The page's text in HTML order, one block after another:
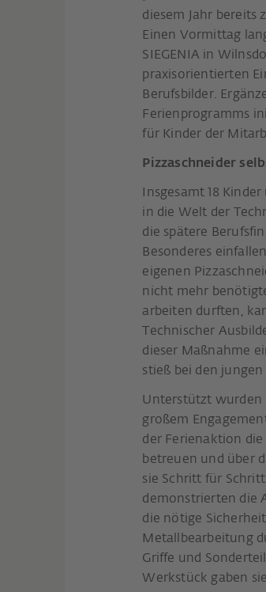
diesem Jahr bereits
Einen Vormittag
SIEGENIA in
praxisorientierten
Berufsbilder.
Ferienprogramms
für Kinder der
Pizzaschneider
Insgesamt 18
in die Welt der
die spätere
Besonderes
eigenen
nicht mehr
arbeiten durften,
Technischer
dieser Maßnahme
stieß bei den
Unterstützt wurden
großem
der Ferienaktion die
betreuen und über
sie Schritt für
demonstrierten die
die nötige
Metallbearbeitung
Griffe und
Werkstück gaben